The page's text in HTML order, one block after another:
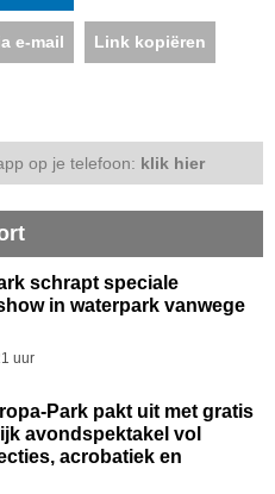
e-mail Link kopiëren
op je telefoon: klik hier
schrapt speciale
in waterpark vanwege
uur
Park pakt uit met gratis
avondspektakel vol
acrobatiek en